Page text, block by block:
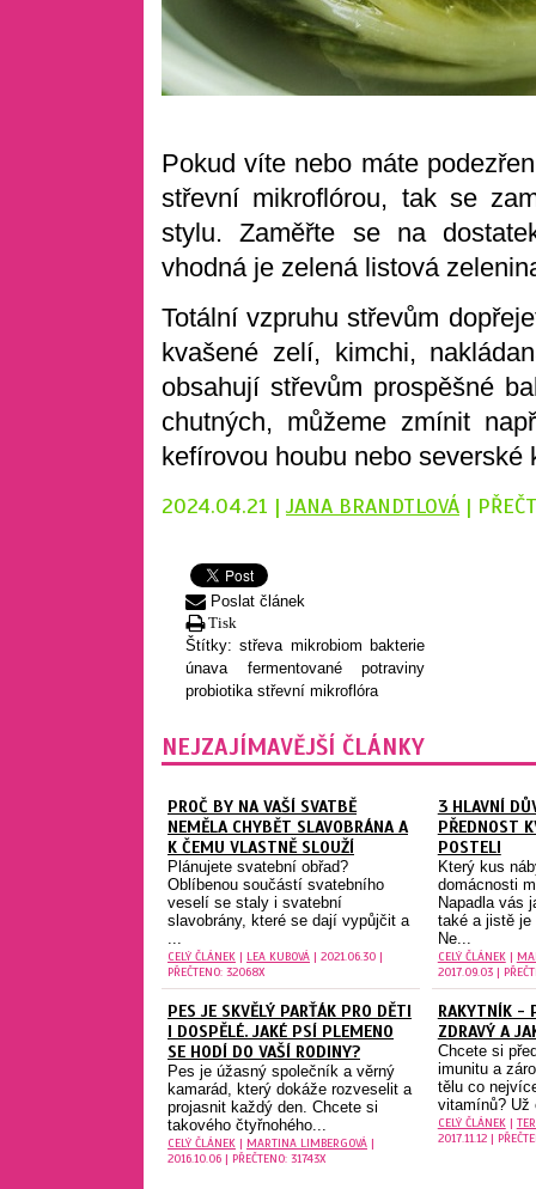
Pokud víte nebo máte
střevní mikroflórou, tak se
stylu. Zaměřte se na
vhodná je zelená listová
Totální vzpruhu střevům
kvašené zelí, kimchi,
obsahují střevům prospěšné
chutných, můžeme zmínit
kefírovou houbu nebo severské
2024.04.21 | JANA BRANDTLOVÁ |
Poslat článek
Tisk
Štítky:střeva mikrobiombakterie
únava fermentované potraviny
probiotika střevní mikroflóra
NEJZAJÍMAVĚJŠÍ ČLÁNKY
PROČ BY NA VAŠÍ SVATBĚ
NEMĚLA CHYBĚT SLAVOBRÁNA A
K ČEMU VLASTNĚ SLOUŽÍ
Plánujete svatební obřad?
Oblíbenou součástí svatebního
veselí se staly i svatební
slavobrány, které se dají vypůjčit a
CELÝ ČLÁNEK | LEA KUBOVÁ | 2021.06.30 |
PŘEČTENO: 32068X
3 HLAVNÍ
PŘEDNOST
POSTELI
Který kus
domácnosti
Napadla vás
také a jistě je
Ne...
CELÝ ČLÁNEK|
2017.09.03 |
PES JE SKVĚLÝ PARŤÁK PRO DĚTI
I DOSPĚLÉ. JAKÉ PSÍ PLEMENO
SE HODÍ DO VAŠÍ RODINY?
Pes je úžasný společník a věrný
kamarád, který dokáže rozveselit a
projasnit každý den. Chcete si
takového čtyřnohého...
CELÝ ČLÁNEK | MARTINA LIMBERGOVÁ |
2016.10.06 | PŘEČTENO: 31743X
RAKYTNÍK -
ZDRAVÝ A
Chcete si
imunitu a
tělu co
vitamínů? Už
CELÝ ČLÁNEK|
2017.11.12 |